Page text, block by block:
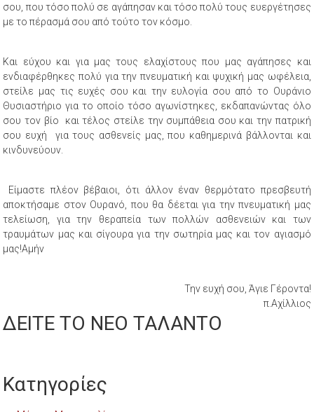
σου, που τόσο πολύ σε αγάπησαν και τόσο πολύ τους ευεργέτησες
με το πέρασμά σου από τούτο τον κόσμο.
Και εύχου και για μας τους ελαχίστους που μας αγάπησες και
ενδιαφέρθηκες πολύ για την πνευματική και ψυχική μας ωφέλεια,
στείλε μας τις ευχές σου και την ευλογία σου από το Ουράνιο
Θυσιαστήριο για το οποίο τόσο αγωνίστηκες, εκδαπανώντας όλο
σου τον βίο και τέλος στείλε την συμπάθεια σου και την πατρική
σου ευχή για τους ασθενείς μας, που καθημερινά βάλλονται και
κινδυνεύουν.
Είμαστε πλέον βέβαιοι, ότι άλλον έναν θερμότατο πρεσβευτή
αποκτήσαμε στον Ουρανό, που θα δέεται για την πνευματική μας
τελείωση, για την θεραπεία των πολλών ασθενειών και των
τραυμάτων μας και σίγουρα για την σωτηρία μας και τον αγιασμό
μας!Αμήν
Την ευχή σου, Άγιε Γέροντα!
π.Αχίλλιος
ΔΕΙΤΕ ΤΟ ΝΕΟ ΤΑΛΑΝΤΟ
Κατηγορίες